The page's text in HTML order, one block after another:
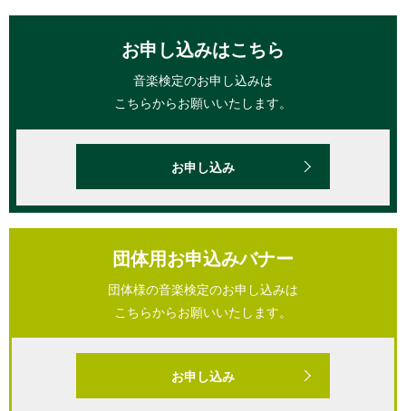
お申し込みはこちら
音楽検定のお申し込みは
こちらからお願いいたします。
お申し込み
団体用お申込みバナー
団体様の音楽検定のお申し込みは
こちらからお願いいたします。
お申し込み